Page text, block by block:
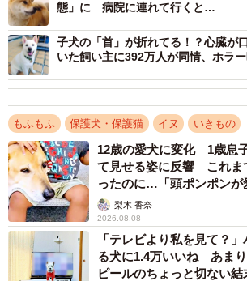
リラックスするライくん（飼い主さん提供）
態」に 病院に連れて行くと…
子犬の「首」が折れてる！？心臓が
いた飼い主に392万人が同情、ホラ
もふもふ 保護犬・保護猫 イヌ いきもの
12歳の愛犬に変化 1歳息
て見せる姿に反響 これま
ったのに…「頭ポンポンが
「尊…」
梨木 香奈
2026.08.08
「テレビより私を見て？
る犬に1.4万いいね あま
ピールのちょっと切ない結